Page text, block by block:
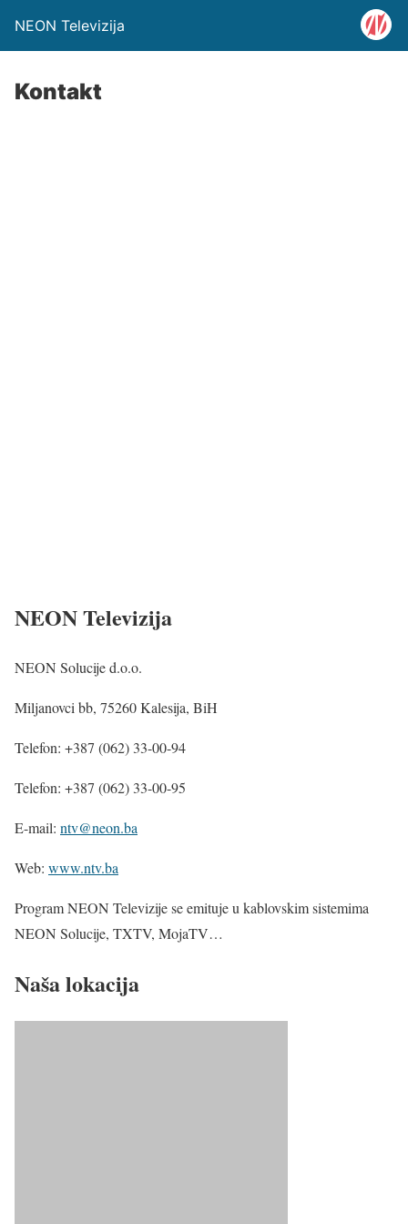
NEON Televizija
Kontakt
NEON Televizija
NEON Solucije d.o.o.
Miljanovci bb, 75260 Kalesija, BiH
Telefon: +387 (062) 33-00-94
Telefon: +387 (062) 33-00-95
E-mail: ntv@neon.ba
Web: www.ntv.ba
Program NEON Televizije se emituje u kablovskim sistemima
NEON Solucije, TXTV, MojaTV…
Naša lokacija